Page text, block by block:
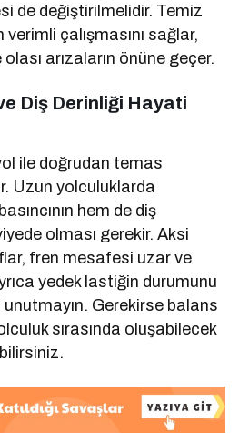
de değiştirilmelidir. Temiz
çalışmasını sağlar,
arızaların önüne geçer.
Diş Derinliği Hayati
ile doğrudan temas
Uzun yolculuklarda
hem de diş
olması gerekir. Aksi
fren mesafesi uzar ve
yedek lastiğin durumunu
Gerekirse balans
sırasında oluşabilecek